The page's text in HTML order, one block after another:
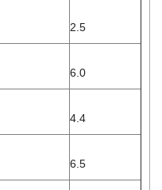
2.5
6.0
4.4
6.5